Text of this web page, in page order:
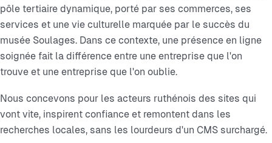
pôle tertiaire dynamique, porté par ses commerces, ses
services et une vie culturelle marquée par le succès du
musée Soulages. Dans ce contexte, une présence en ligne
soignée fait la différence entre une entreprise que l'on
trouve et une entreprise que l'on oublie.
Nous concevons pour les acteurs ruthénois des sites qui
vont vite, inspirent confiance et remontent dans les
recherches locales, sans les lourdeurs d'un CMS surchargé.